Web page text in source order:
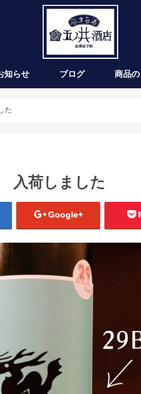
知らせ ブログ 商品
た
入荷しました
Google+